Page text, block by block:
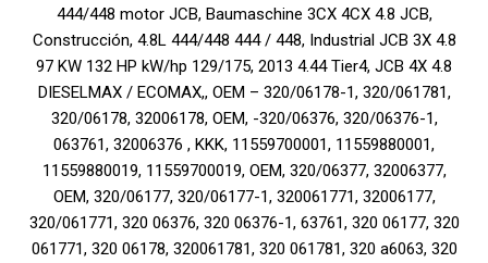
444/448 motor JCB, Baumaschine 3CX 4CX 4.8 JCB,
Construcción, 4.8L 444/448 444 / 448, Industrial JCB 3X 4.8
97 KW 132 HP kW/hp 129/175, 2013 4.44 Tier4, JCB 4X 4.8
DIESELMAX / ECOMAX,, OEM – 320/06178-1, 320/061781,
320/06178, 32006178, OEM, -320/06376, 320/06376-1,
063761, 32006376 , KKK, 11559700001, 11559880001,
11559880019, 11559700019, OEM, 320/06377, 32006377,
OEM, 320/06177, 320/06177-1, 320061771, 32006177,
320/061771, 320 06376, 320 06376-1, 63761, 320 06177, 320
061771, 320 06178, 320061781, 320 061781, 320 a6063, 320